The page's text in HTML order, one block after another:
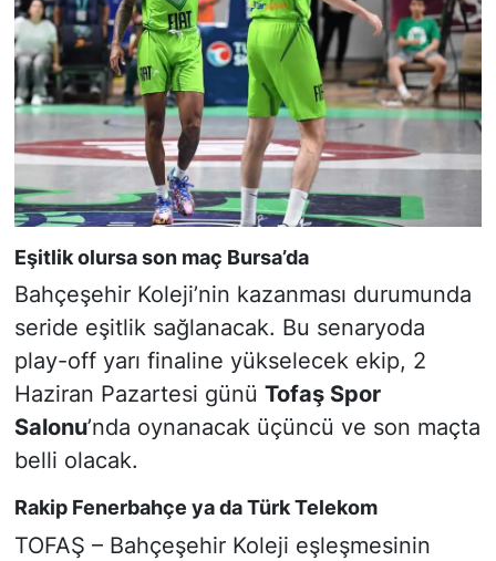
Eşitlik olursa son maç Bursa’da
Bahçeşehir Koleji’nin kazanması durumunda
seride eşitlik sağlanacak. Bu senaryoda
play-off yarı finaline yükselecek ekip, 2
Haziran Pazartesi günü Tofaş Spor
Salonu’nda oynanacak üçüncü ve son maçta
belli olacak.
Rakip Fenerbahçe ya da Türk Telekom
TOFAŞ – Bahçeşehir Koleji eşleşmesinin